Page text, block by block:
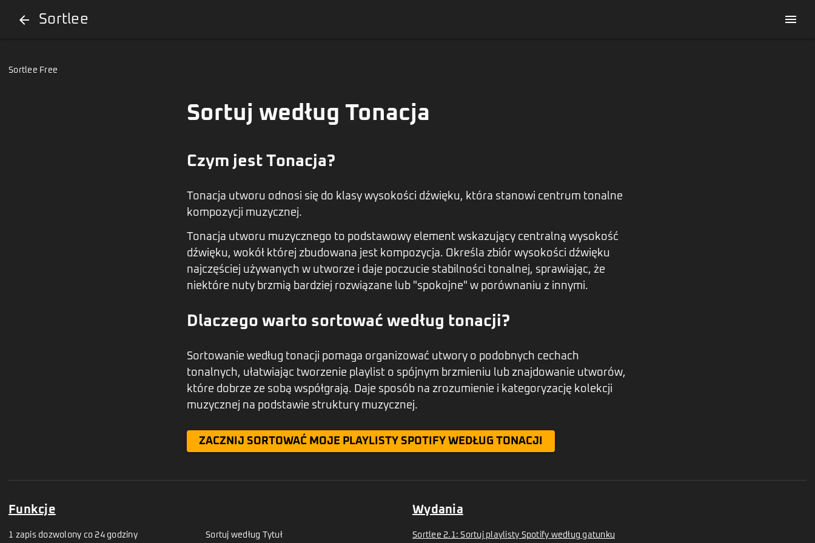
arrow_back Sortlee menu
Sortlee Free
Sortuj według Tonacja
Czym jest Tonacja?
Tonacja utworu odnosi się do klasy wysokości dźwięku, która stanowi centrum tonalne
kompozycji muzycznej.
Tonacja utworu muzycznego to podstawowy element wskazujący centralną wysokość
dźwięku, wokół której zbudowana jest kompozycja. Określa zbiór wysokości dźwięku
najczęściej używanych w utworze i daje poczucie stabilności tonalnej, sprawiając, że
niektóre nuty brzmią bardziej rozwiązane lub "spokojne" w porównaniu z innymi.
Dlaczego warto sortować według tonacji?
Sortowanie według tonacji pomaga organizować utwory o podobnych cechach
tonalnych, ułatwiając tworzenie playlist o spójnym brzmieniu lub znajdowanie utworów,
które dobrze ze sobą współgrają. Daje sposób na zrozumienie i kategoryzację kolekcji
muzycznej na podstawie struktury muzycznej.
ZACZNIJ SORTOWAĆ MOJE PLAYLISTY SPOTIFY WEDŁUG TONACJI
Funkcje
1 zapis dozwolony co 24 godziny
Sortuj według Tytuł
Wydania
Sortlee 2.1: Sortuj playlisty Spotify według gatunku